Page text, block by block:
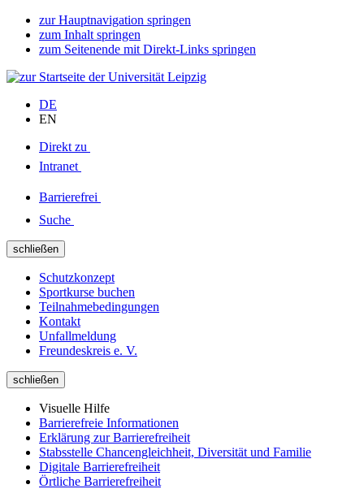
zur Hauptnavigation springen
zum Inhalt springen
zum Seitenende mit Direkt-Links springen
DE
EN
Direkt zu
Intranet
Barrierefrei
Suche
schließen
Schutzkonzept
Sportkurse buchen
Teilnahmebedingungen
Kontakt
Unfallmeldung
Freundeskreis e. V.
schließen
Visuelle Hilfe
Barrierefreie Informationen
Erklärung zur Barrierefreiheit
Stabsstelle Chancengleichheit, Diversität und Familie
Digitale Barrierefreiheit
Örtliche Barrierefreiheit